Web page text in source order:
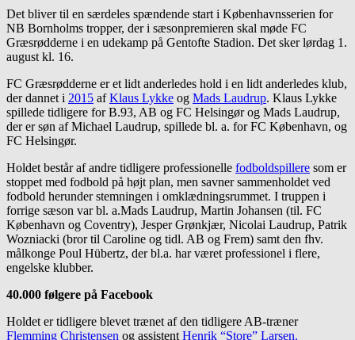
Det bliver til en særdeles spændende start i Københavnsserien for
NB Bornholms tropper, der i sæsonpremieren skal møde FC
Græsrødderne i en udekamp på Gentofte Stadion. Det sker lørdag 1.
august kl. 16.
FC Græsrødderne er et lidt anderledes hold i en lidt anderledes klub,
der dannet i 2015 afKlaus Lykke og Mads Laudrup. Klaus Lykke
spillede tidligere for B.93, AB og FC Helsingør og Mads Laudrup,
der er søn af Michael Laudrup, spillede bl. a. for FC København, og
FC Helsingør.
Holdet består af andre tidligere professionelle fodboldspillere som er
stoppet med fodbold på højt plan, men savner sammenholdet ved
fodbold herunder stemningen i omklædningsrummet. I truppen i
forrige sæson var bl. a.Mads Laudrup, Martin Johansen (til. FC
København og Coventry), Jesper Grønkjær, Nicolai Laudrup, Patrik
Wozniacki (bror til Caroline og tidl. AB og Frem) samt den fhv.
målkonge Poul Hübertz, der bl.a. har været professionel i flere,
engelske klubber.
40.000 følgere på Facebook
Holdet er tidligere blevet trænet af den tidligere AB-træner
Flemming Christensen og assistent Henrik “Store” Larsen.